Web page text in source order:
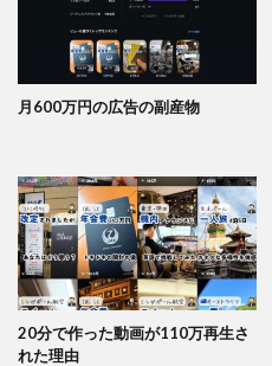
月600万円の広告の副産物
20分で作った動画が110万再生さ
れた理由